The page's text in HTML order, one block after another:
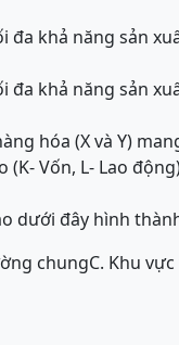
đa khả năng sản
đa khả năng sản
hóa (X và Y)
(K- Vốn, L- Lao
dưới đây hình
chungC. Khu